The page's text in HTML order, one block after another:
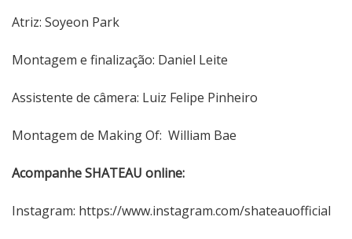
Atriz: Soyeon Park
Montagem e finalização: Daniel Leite
Assistente de câmera: Luiz Felipe Pinheiro
Montagem de Making Of: William Bae
Acompanhe SHATEAU online:
Instagram: https://www.instagram.com/shateauofficial